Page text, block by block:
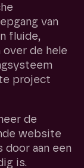
van
fluide,
over de hele
project
de
website
door aan een
is.